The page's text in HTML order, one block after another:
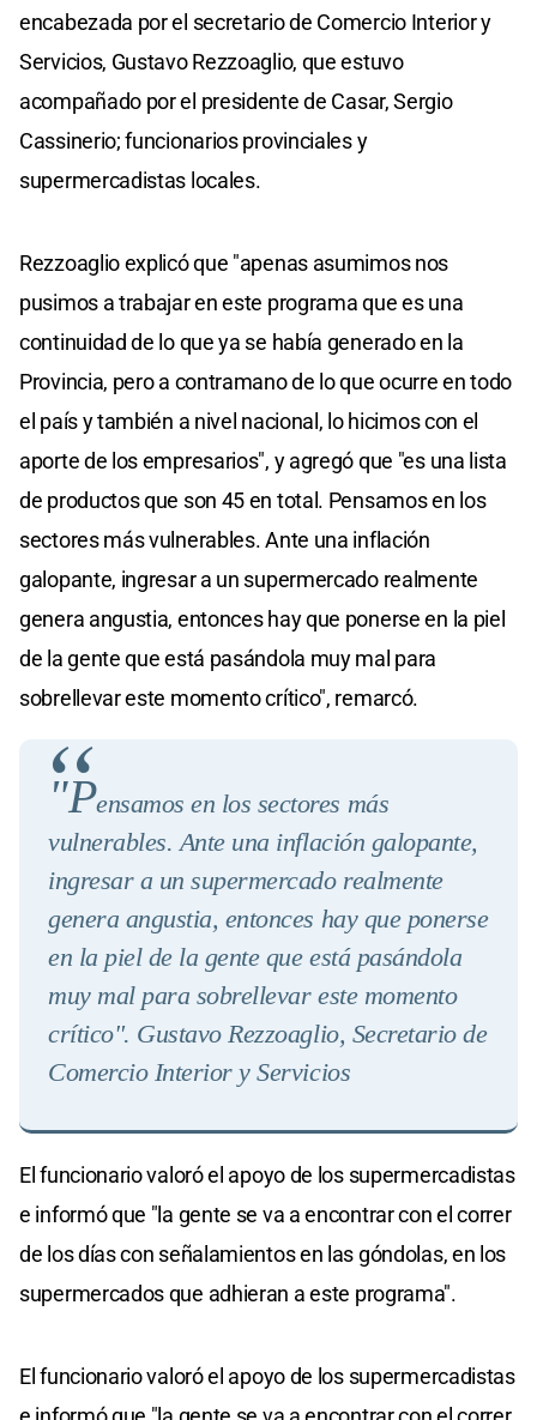
encabezada por el secretario de Comercio Interior y
Servicios, Gustavo Rezzoaglio, que estuvo
acompañado por el presidente de Casar, Sergio
Cassinerio; funcionarios provinciales y
supermercadistas locales.
Rezzoaglio explicó que "apenas asumimos nos
pusimos a trabajar en este programa que es una
continuidad de lo que ya se había generado en la
Provincia, pero a contramano de lo que ocurre en todo
el país y también a nivel nacional, lo hicimos con el
aporte de los empresarios", y agregó que "es una lista
de productos que son 45 en total. Pensamos en los
sectores más vulnerables. Ante una inflación
galopante, ingresar a un supermercado realmente
genera angustia, entonces hay que ponerse en la piel
de la gente que está pasándola muy mal para
sobrellevar este momento crítico", remarcó.
"Pensamos en los sectores más
vulnerables. Ante una inflación galopante,
ingresar a un supermercado realmente
genera angustia, entonces hay que ponerse
en la piel de la gente que está pasándola
muy mal para sobrellevar este momento
crítico". Gustavo Rezzoaglio, Secretario de
Comercio Interior y Servicios
El funcionario valoró el apoyo de los supermercadistas
e informó que "la gente se va a encontrar con el correr
de los días con señalamientos en las góndolas, en los
supermercados que adhieran a este programa".
El funcionario valoró el apoyo de los supermercadistas